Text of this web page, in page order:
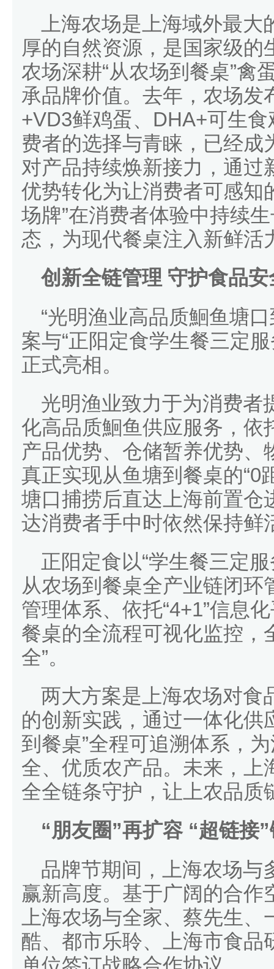
上海农场是上海域外最
厚的自然资源，是国家级
农场深耕“从农场到餐桌”禽
承品牌价值。去年，农场发
+VD3鲜鸡蛋、DHA+可生
费者的选择与青睐，已经成
对产品持续焕新接力，通过
优势转化为让消费者可感知
场牌”在消费者体验中持续
态，为现代餐桌注入新鲜活
创新全链管理 守护食品安
“光明渔业高品质鮰鱼塘
案与“正阳定食学生餐三定
正式亮相。
光明渔业致力于为消费者
化高品质鮰鱼供应服务，依
产品优势、仓储暂养优势、
真正实现从鱼塘到餐桌的“0
塘口捕捞后直达上海前置仓
达消费者手中时依然保持鲜
正阳定食以“学生餐三定
从农场到餐桌全产业链闭
管理体系、依托“4+1”信息
餐桌的全流程可视化监控，
全”。
两大方案是上海农场对食
的创新实践，通过一体化供
到餐桌”全程可追溯体系，
全、优质农产品。未来，上
全全链条守护，让上农品质
“朋友圈”再扩容 “超链接
品牌节期间，上海农场与
赢新高度。基于广阔的合作
上海农场与全家、蔡先生
酷、都市乐聆、上海市食品